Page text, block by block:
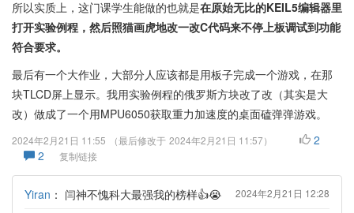
所以实质上，这门课学生能做的也就是在原始无比的KEIL5编辑器里
打开实验例程，然后照猫画虎地改一改C代码来不停上板调试到功能
符合要求。
最后有一个大作业，大部分人应该都是用板子完成一个游戏，在那
块TLCD屏上显示。我用实验例程的俄罗斯方块改了改（其实是大
改）做成了一个用MPU6050获取重力加速度的桌面磕弹弹游戏。
2024年2月21日 11:55 （最后修改于 2024年2月21日 11:57）
2
2
复制链接
Yiran ： 闫神不愧科大最强我的榜样👍😭 2024年2月21日 12:28